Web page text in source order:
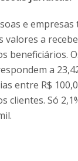
e
valores a
beneficiários.
a
entre R$
clientes. Só